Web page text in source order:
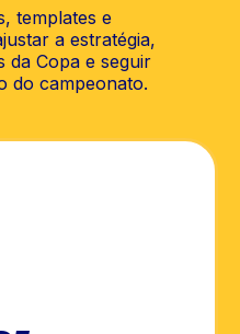
templates e
a estratégia,
da Copa e seguir
do campeonato.